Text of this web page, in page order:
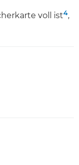
voll ist4,